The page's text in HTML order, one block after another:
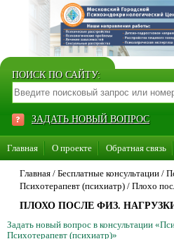
ПОИСК ПО САЙТУ:
ЗАДАТЬ НОВЫЙ ВОПРОС
Главная О проекте Обратная связь
Стать консультантом нашего сайта
Главная / Бесплатные консультации /
Психотерапевт (психиатр) / Плохо
ПЛОХО ПОСЛЕ ФИЗ.
Задать новый вопрос в консультации
Психотерапевт (психиатр)»